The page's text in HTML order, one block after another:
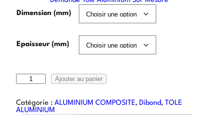
Dimension (mm)
Epaisseur (mm)
Ajouter au panier
Catégorie : ALUMINIUM COMPOSITE, Dibond, TOLE
ALUMINIUM